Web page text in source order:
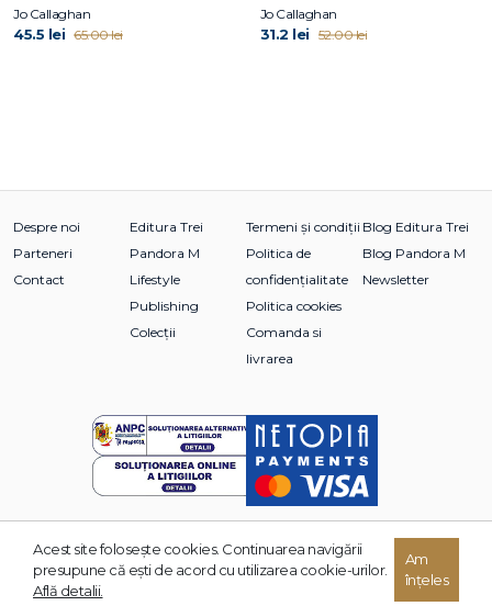
Jo Callaghan
45.5 lei 65.00 lei
Jo Callaghan
31.2 lei 52.00 lei
Despre noi
Parteneri
Contact
Editura Trei
Pandora M
Lifestyle
Publishing
Colecții
Termeni și condiții
Politica de
confidențialitate
Politica cookies
Comanda si
livrarea
Blog Editura Trei
Blog Pandora M
Newsletter
© 2026 Grupul Editorial TREI. Toate drepturile rezervate.
Acest site foloseşte cookies. Continuarea navigării
presupune că eşti de acord cu utilizarea cookie-urilor.
Află detalii.
Am
înțeles